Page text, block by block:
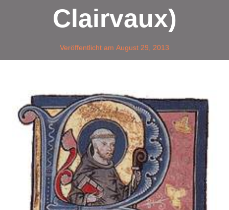
Clairvaux)
Veröffentlicht am August 29, 2013